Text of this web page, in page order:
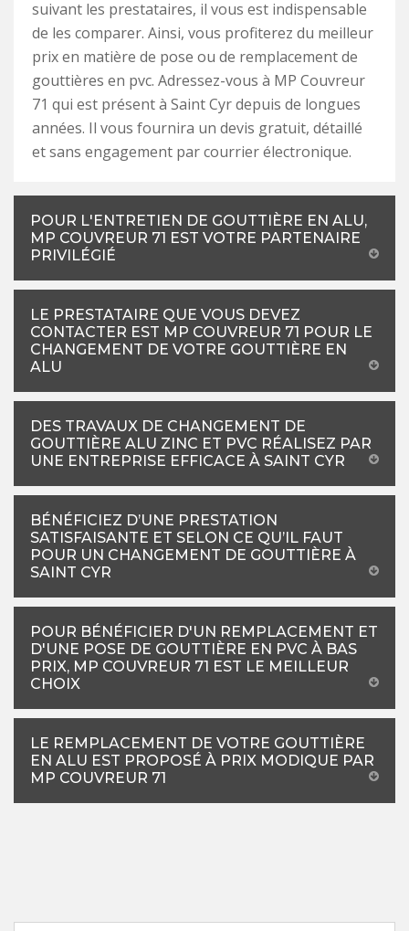
suivant les prestataires, il vous est indispensable
de les comparer. Ainsi, vous profiterez du meilleur
prix en matière de pose ou de remplacement de
gouttières en pvc. Adressez-vous à MP Couvreur
71 qui est présent à Saint Cyr depuis de longues
années. Il vous fournira un devis gratuit, détaillé
et sans engagement par courrier électronique.
POUR L'ENTRETIEN DE GOUTTIÈRE EN ALU,
MP COUVREUR 71 EST VOTRE PARTENAIRE
PRIVILÉGIÉ
LE PRESTATAIRE QUE VOUS DEVEZ
CONTACTER EST MP COUVREUR 71 POUR LE
CHANGEMENT DE VOTRE GOUTTIÈRE EN
ALU
DES TRAVAUX DE CHANGEMENT DE
GOUTTIÈRE ALU ZINC ET PVC RÉALISEZ PAR
UNE ENTREPRISE EFFICACE À SAINT CYR
BÉNÉFICIEZ D’UNE PRESTATION
SATISFAISANTE ET SELON CE QU’IL FAUT
POUR UN CHANGEMENT DE GOUTTIÈRE À
SAINT CYR
POUR BÉNÉFICIER D'UN REMPLACEMENT ET
D'UNE POSE DE GOUTTIÈRE EN PVC À BAS
PRIX, MP COUVREUR 71 EST LE MEILLEUR
CHOIX
LE REMPLACEMENT DE VOTRE GOUTTIÈRE
EN ALU EST PROPOSÉ À PRIX MODIQUE PAR
MP COUVREUR 71